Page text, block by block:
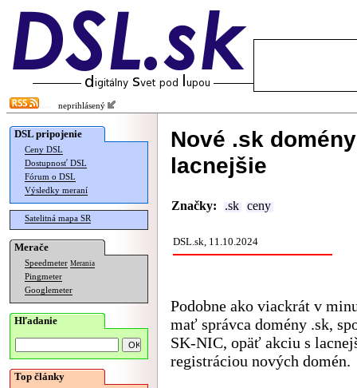
neprihlásený
DSL pripojenie
Ceny DSL
Dostupnosť DSL
Fórum o DSL
Výsledky meraní
Satelitná mapa SR
Merače
Speedmeter Merania
Pingmeter
Googlemeter
Hľadanie
Top články
Nové .sk
lacnejšie
Značky: .sk ceny
DSL.sk, 11.10.2024
Podobne ako viackrát v
mať správca domény .sk,
SK-NIC, opäť akciu s
registráciou nových domén.